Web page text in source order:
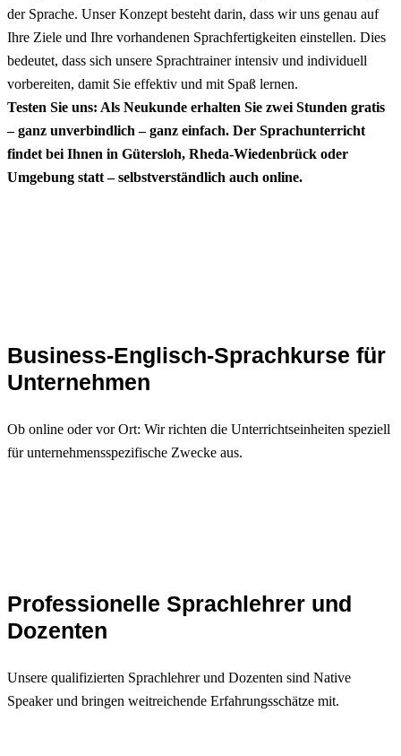
der Sprache. Unser Konzept besteht darin, dass wir uns genau auf
Ihre Ziele und Ihre vorhandenen Sprachfertigkeiten einstellen. Dies
bedeutet, dass sich unsere Sprachtrainer intensiv und individuell
vorbereiten, damit Sie effektiv und mit Spaß lernen.
Testen Sie uns: Als Neukunde erhalten Sie zwei Stunden gratis
– ganz unverbindlich – ganz einfach. Der Sprachunterricht
findet bei Ihnen in Gütersloh, Rheda-Wiedenbrück oder
Umgebung statt – selbstverständlich auch online.
Business-Englisch-Sprachkurse für
Unternehmen
Ob online oder vor Ort: Wir richten die Unterrichtseinheiten speziell
für unternehmensspezifische Zwecke aus.
Professionelle Sprachlehrer und
Dozenten
Unsere qualifizierten Sprachlehrer und Dozenten sind Native
Speaker und bringen weitreichende Erfahrungsschätze mit.